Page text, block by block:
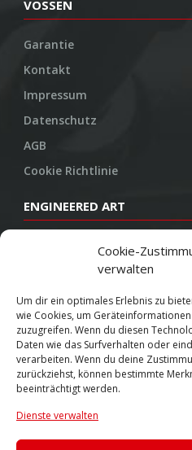
Cookie-
verwalten
Um dir ein optimales Erlebnis zu
wie Cookies, um
zuzugreifen. Wenn du diesen
Daten wie das Surfverhalten oder
verarbeiten. Wenn du deine
zurückziehst, können bestimmte
beeinträchtigt werden.
Dienste verwalten
VOSSEN
Garantie
Kontakt
Impressum
Datenschutz
AGB
Cookie Richtlinie
ENGINEERED ART
Konstruktion
Herstellung
Endbearbeitung
SOCIAL
Youtube
Twitter